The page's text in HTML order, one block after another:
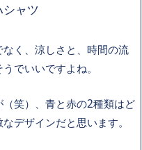
ャツ
く、涼しさと、時間の流
でいいですよね。
笑）、青と赤の2種類はど
デザインだと思います。